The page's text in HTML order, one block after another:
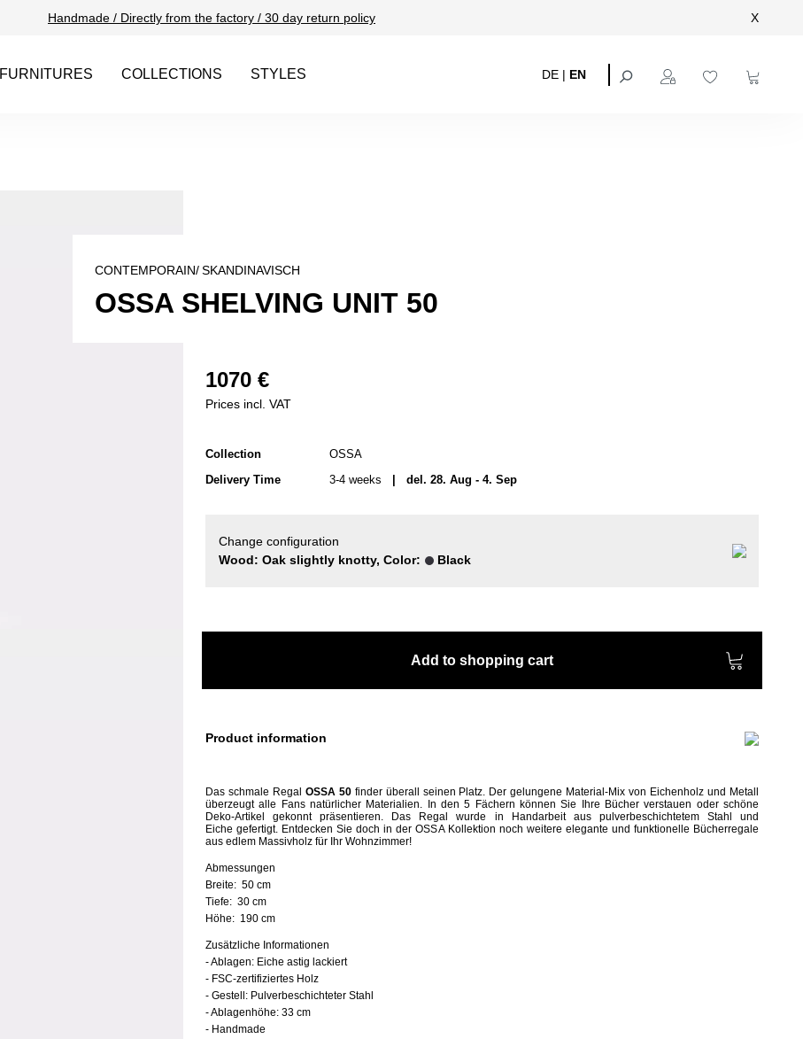
Handmade / Directly from the factory / 30 day return policy X
FURNITURES COLLECTIONS STYLES DE | EN
CONTEMPORAIN/SKANDINAVISCH
OSSA SHELVING UNIT 50
1070 €
Prices incl. VAT
Collection
OSSA
Delivery Time
3-4 weeks | del. 28. Aug - 4. Sep
Change configuration
Wood: Oak slightly knotty, Color:
Black
Add to shopping cart
Product information
Das schmale Regal OSSA 50finder überall seinen Platz. Der gelungene Material-Mix von Eichenholz und Metall
überzeugt alle Fans natürlicher Materialien. In den 5 Fächern können Sie Ihre Bücher verstauen oder schöne
Deko-Artikel gekonnt präsentieren. Das Regal wurde in Handarbeit aus pulverbeschichtetem Stahl und
Eiche gefertigt. Entdecken Sie doch in der OSSA Kollektion noch weitere elegante und funktionelle Bücherregale
aus edlem Massivholz für Ihr Wohnzimmer!
Abmessungen
Breite: 50 cm
Tiefe: 30 cm
Höhe: 190 cm
Zusätzliche Informationen
- Ablagen: Eiche astig lackiert
- FSC-zertifiziertes Holz
- Gestell: Pulverbeschichteter Stahl
- Ablagenhöhe: 33 cm
- Handmade